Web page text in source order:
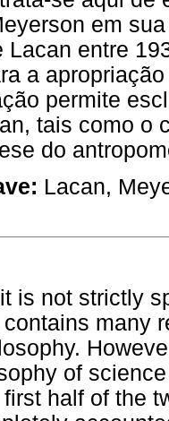
em
Lacan entre
a
permite
tais como o
do
Lacan,
is not strictly
many
of
half of the